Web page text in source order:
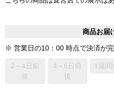
商品お届
※ 営業日の10：00 時点で決済が
2～4日前
後
4～6日前
後
1週間